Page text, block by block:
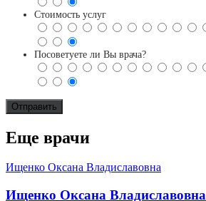
Стоимость услуг
Посоветуете ли Вы врача?
Еще врачи
Ищенко Оксана Владиславовна
Ищенко Оксана Владиславовна